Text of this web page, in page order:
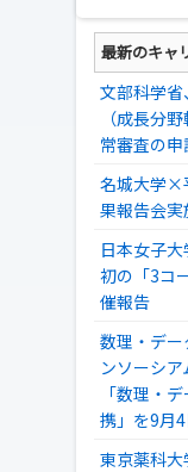
最新のキャ
文部科学
（成長分
常審査の
名城大学×
果報告会
日本女子
初の「3コ
催報告
数理・デ
ンソーシ
「数理・
携」を9月
東京薬科